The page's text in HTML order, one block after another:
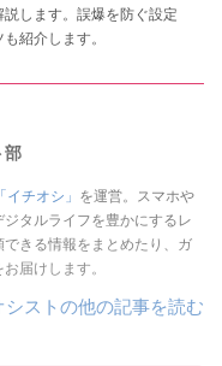
します。誤爆を防ぐ設定
紹介します。
部
チオシ」 を運営。スマホや
タルライフを豊かにするレ
きる情報をまとめたり、ガ
届けします。
シストの他の記事を読む